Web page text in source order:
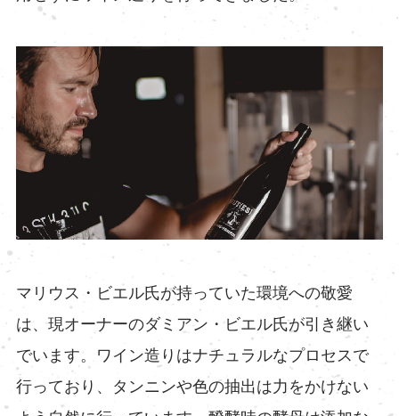
マリウス・ビエル氏が持っていた環境への敬愛
は、現オーナーのダミアン・ビエル氏が引き継い
でいます。ワイン造りはナチュラルなプロセスで
行っており、タンニンや色の抽出は力をかけない